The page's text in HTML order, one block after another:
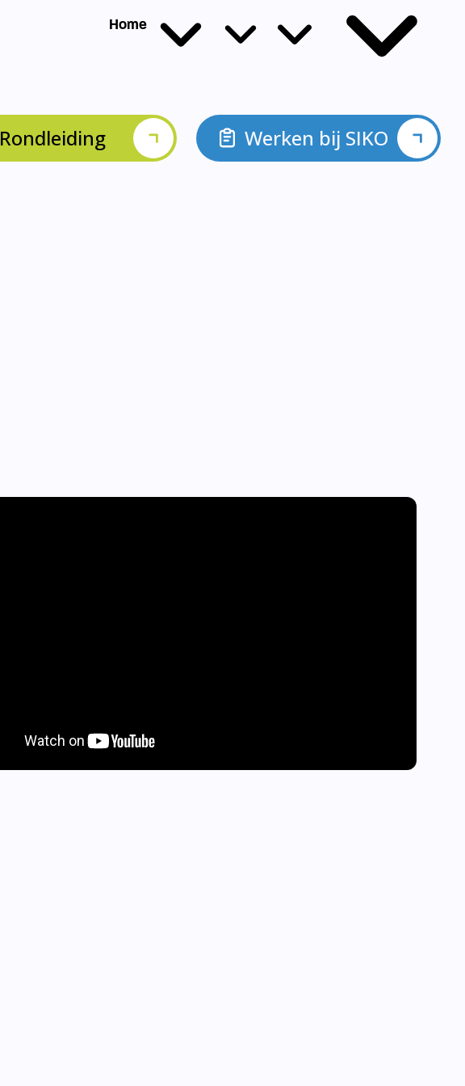
Rondleiding Werken bij SIKO